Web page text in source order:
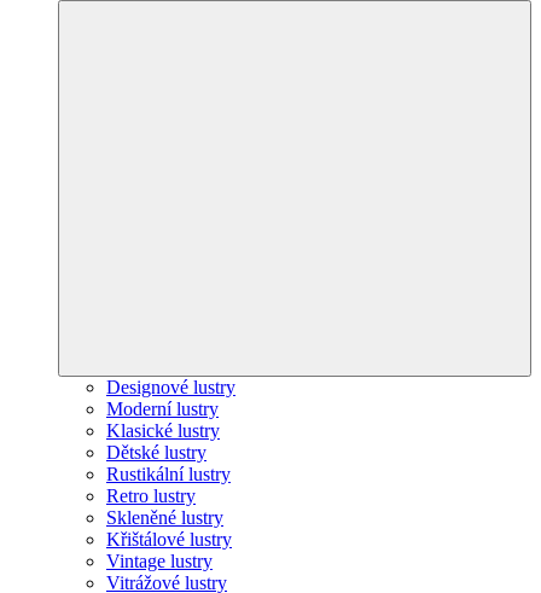
Designové lustry
Moderní lustry
Klasické lustry
Dětské lustry
Rustikální lustry
Retro lustry
Skleněné lustry
Křištálové lustry
Vintage lustry
Vitrážové lustry